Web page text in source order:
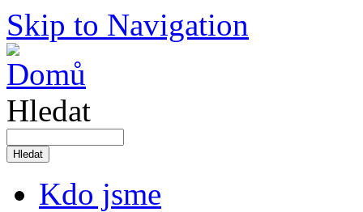
Skip to Navigation
Hledat
Kdo jsme